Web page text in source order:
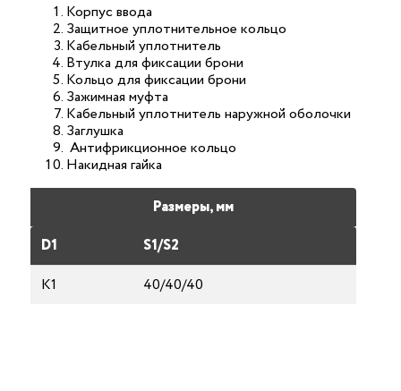
Корпус ввода
Защитное уплотнительное кольцо
Кабельный уплотнитель
Втулка для фиксации брони
Кольцо для фиксации брони
Зажимная муфта
Кабельный уплотнитель наружной оболочки
Заглушка
Антифрикционное кольцо
Накидная гайка
Размеры, мм
D1
S1/S2
К1
40/40/40